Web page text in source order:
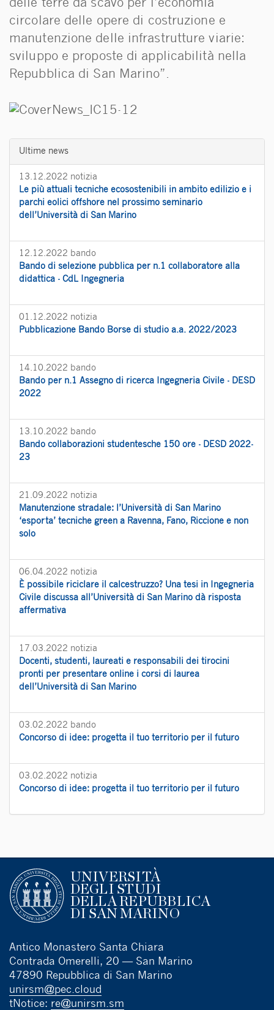
delle terre da scavo per l’economia
circolare delle opere di costruzione e
manutenzione delle infrastrutture viarie:
sviluppo e proposte di applicabilità nella
Repubblica di San Marino”.
Ultime news
13.12.2022 notizia
Le più attuali tecniche ecosostenibili in ambito edilizio e i
parchi eolici offshore nel prossimo seminario
dell’Università di San Marino
12.12.2022 bando
Bando di selezione pubblica per n.1 collaboratore alla
didattica - CdL Ingegneria
01.12.2022 notizia
Pubblicazione Bando Borse di studio a.a. 2022/2023
14.10.2022 bando
Bando per n.1 Assegno di ricerca Ingegneria Civile - DESD
2022
13.10.2022 bando
Bando collaborazioni studentesche 150 ore - DESD 2022-
23
21.09.2022 notizia
Manutenzione stradale: l’Università di San Marino
‘esporta’ tecniche green a Ravenna, Fano, Riccione e non
solo
06.04.2022 notizia
È possibile riciclare il calcestruzzo? Una tesi in Ingegneria
Civile discussa all’Università di San Marino dà risposta
affermativa
17.03.2022 notizia
Docenti, studenti, laureati e responsabili dei tirocini
pronti per presentare online i corsi di laurea
dell’Università di San Marino
03.02.2022 bando
Concorso di idee: progetta il tuo territorio per il futuro
03.02.2022 notizia
Concorso di idee: progetta il tuo territorio per il futuro
UNIVERSITÀ
DEGLI STUDI
DELLA REPUBBLICA
DI SAN MARINO
Antico Monastero Santa Chiara
Contrada Omerelli, 20 — San Marino
47890 Repubblica di San Marino
unirsm@pec.cloud
tNotice: re@unirsm.sm